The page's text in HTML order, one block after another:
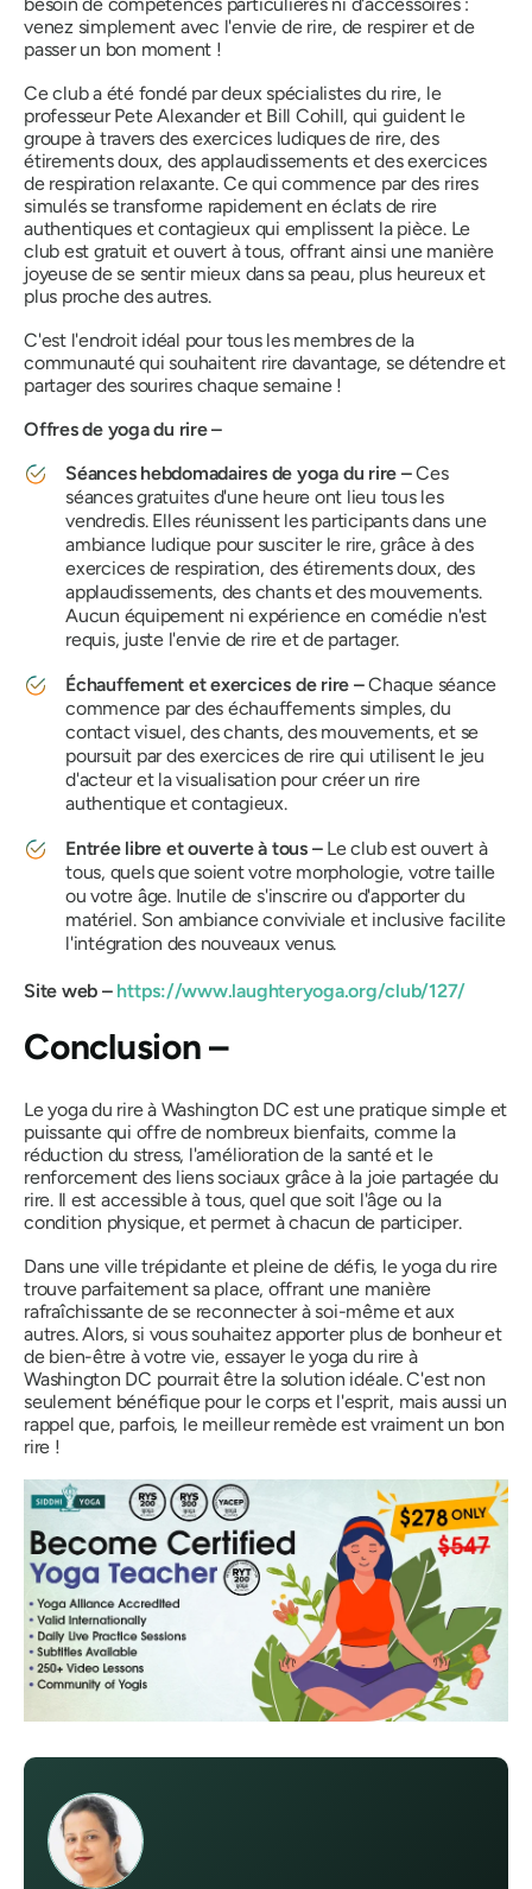
venez simplement avec l'envie de rire, de respirer et de
passer un bon moment !
Ce club a été fondé par deux spécialistes du rire, le
professeur Pete Alexander et Bill Cohill, qui guident le
groupe à travers des exercices ludiques de rire, des
étirements doux, des applaudissements et des exercices
de respiration relaxante. Ce qui commence par des rires
simulés se transforme rapidement en éclats de rire
authentiques et contagieux qui emplissent la pièce. Le
club est gratuit et ouvert à tous, offrant ainsi une manière
joyeuse de se sentir mieux dans sa peau, plus heureux et
plus proche des autres.
C'est l'endroit idéal pour tous les membres de la
communauté qui souhaitent rire davantage, se détendre et
partager des sourires chaque semaine !
Offres de yoga du rire –
Séances hebdomadaires de yoga du rire –Ces
séances gratuites d'une heure ont lieu tous les
vendredis. Elles réunissent les participants dans une
ambiance ludique pour susciter le rire, grâce à des
exercices de respiration, des étirements doux, des
applaudissements, des chants et des mouvements.
Aucun équipement ni expérience en comédie n'est
requis, juste l'envie de rire et de partager.
Échauffement et exercices de rire –Chaque séance
commence par des échauffements simples, du
contact visuel, des chants, des mouvements, et se
poursuit par des exercices de rire qui utilisent le jeu
d'acteur et la visualisation pour créer un rire
authentique et contagieux.
Entrée libre et ouverte à tous – Le club est ouvert à
tous, quels que soient votre morphologie, votre taille
ou votre âge. Inutile de s'inscrire ou d'apporter du
matériel. Son ambiance conviviale et inclusive facilite
l'intégration des nouveaux venus.
Site web –https://www.laughteryoga.org/club/127/
Conclusion –
Le yoga du rire à Washington DC est une pratique simple et
puissante qui offre de nombreux bienfaits, comme la
réduction du stress, l'amélioration de la santé et le
renforcement des liens sociaux grâce à la joie partagée du
rire. Il est accessible à tous, quel que soit l'âge ou la
condition physique, et permet à chacun de participer.
Dans une ville trépidante et pleine de défis, le yoga du rire
trouve parfaitement sa place, offrant une manière
rafraîchissante de se reconnecter à soi-même et aux
autres. Alors, si vous souhaitez apporter plus de bonheur et
de bien-être à votre vie, essayer le yoga du rire à
Washington DC pourrait être la solution idéale. C'est non
seulement bénéfique pour le corps et l'esprit, mais aussi un
rappel que, parfois, le meilleur remède est vraiment un bon
rire !